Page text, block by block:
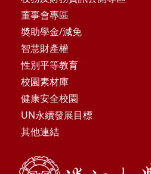
董事會專區
奬助學金/減免
智慧財產權
性別平等教育
校園素材庫
健康安全校園
UN永續發展目標
其他連結